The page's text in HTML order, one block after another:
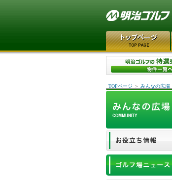
TOPページ ＞ みんなの広場